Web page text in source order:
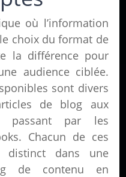
où l’information
choix du format de
la différence pour
audience ciblée.
sont divers
de blog aux
passant par les
Chacun de ces
dans une
de contenu en